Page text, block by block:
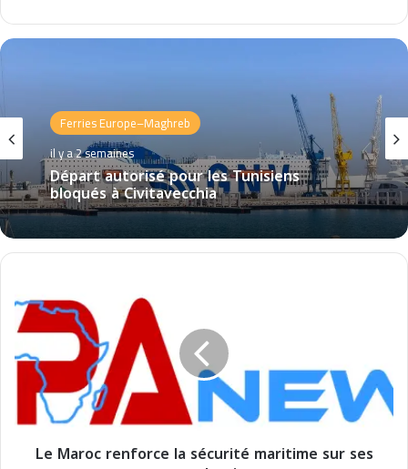
Ferries Europe–Maghreb
il y a 2 semaines
Départ autorisé pour les Tunisiens
bloqués à Civitavecchia
e
M
a
r
Le Maroc renforce la sécurité maritime sur ses